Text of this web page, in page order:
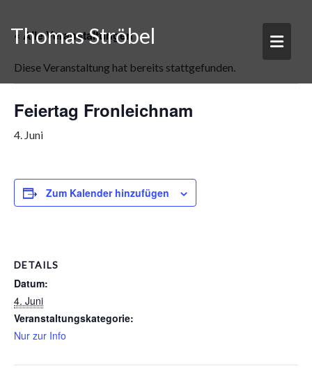
content
Thomas Ströbel
« Alle Veranstaltungen
Diese Veranstaltung hat bereits stattgefunden.
Feiertag Fronleichnam
4. Juni
Zum Kalender hinzufügen
DETAILS
Datum:
4. Juni
Veranstaltungskategorie:
Nur zur Info